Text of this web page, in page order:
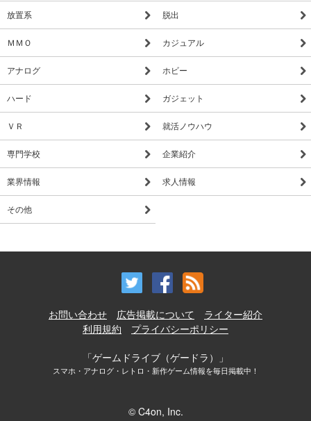
放置系 脱出
ＭＭＯ カジュアル
アナログ ホビー
ハード ガジェット
ＶＲ 就活ノウハウ
専門学校 企業紹介
業界情報 求人情報
その他
お問い合わせ 広告掲載について
ライター紹介
利用規約
プライバシーポリシー
「ゲームドライブ（ゲードラ）」
スマホ・アナログ・レトロ・新作ゲーム情報を毎日掲載中！
© C4on, Inc.